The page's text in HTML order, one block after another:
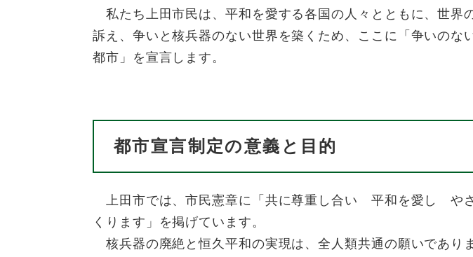
私たち上田市民は、平和を愛する各国の人々とともに、世界
訴え、争いと核兵器のない世界を築くため、ここに「争いの
都市」を宣言します。
都市宣言制定の意義と目的
上田市では、市民憲章に「共に尊重し合い 平和を愛し や
くります」を掲げています。
核兵器の廃絶と恒久平和の実現は、全人類共通の願いであり